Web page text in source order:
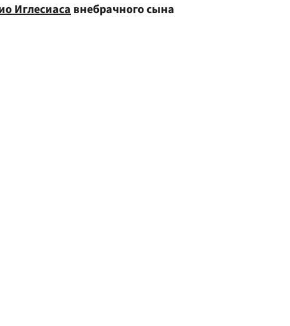
Иглесиасавнебрачного сына